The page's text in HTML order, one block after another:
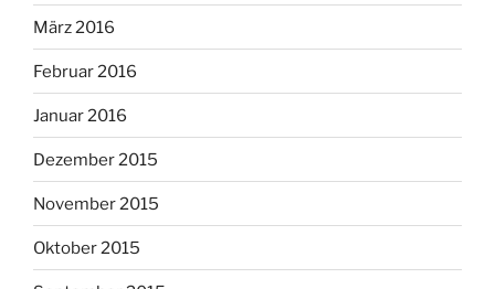
März 2016
Februar 2016
Januar 2016
Dezember 2015
November 2015
Oktober 2015